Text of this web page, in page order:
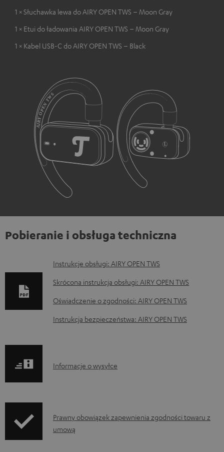
1 × Słuchawka lewa do AIRY OPEN TWS – Moon Gray
1 × Etui do ładowania AIRY OPEN TWS – Moon Gray
1 × Kabel USB-C do AIRY OPEN TWS – Black
Pobieranie i obsługa techniczna
D
o
m
t
o
p
Instrukcje obsługi: AIRY OPEN TWS
Skrócona instrukcja obsługi: AIRY OPEN TWS
Oświadczenie o zgodności: AIRY OPEN TWS
Instrukcja bezpieczeństwa: AIRY OPEN TWS
I
o
r
Informacje o wysyłce
I
n
Prawny obowiązek zapewnienia zgodności towaru z
umową